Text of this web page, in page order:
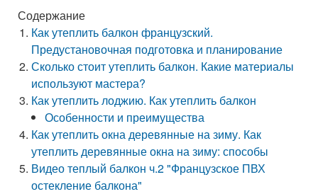
Содержание
Как утеплить балкон французский.
Предустановочная подготовка и планирование
Сколько стоит утеплить балкон. Какие материалы
используют мастера?
Как утеплить лоджию. Как утеплить балкон
Особенности и преимущества
Как утеплить окна деревянные на зиму. Как
утеплить деревянные окна на зиму: способы
Видео теплый балкон ч.2 "Французское ПВХ
остекление балкона"